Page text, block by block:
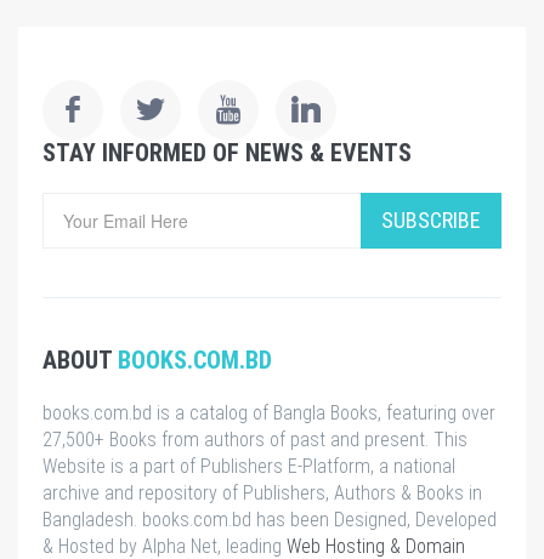
STAY INFORMED OF NEWS & EVENTS
SUBSCRIBE
ABOUT BOOKS.COM.BD
books.com.bd is a catalog of Bangla Books, featuring over
27,500+ Books from authors of past and present. This
Website is a part of Publishers E-Platform, a national
archive and repository of Publishers, Authors & Books in
Bangladesh. books.com.bd has been Designed, Developed
& Hosted by Alpha Net, leading Web Hosting & Domain